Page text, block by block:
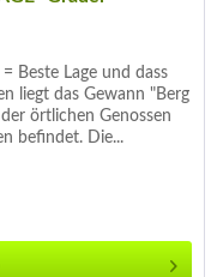
Beste Lage und dass
liegt das Gewann "Berg
örtlichen Genossen
befindet. Die...